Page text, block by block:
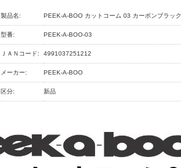
製品名: PEEK-A-BOO カットコーム 03 カーボンブラック
型番: PEEK-A-BOO-03
ＪＡＮコード: 4991037251212
メーカー: PEEK-A-BOO
区分: 新品